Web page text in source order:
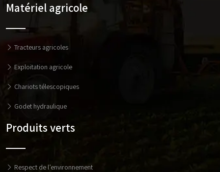
Matériel agricole
Tracteurs agricoles
Exploitation agricole
Chariots télescopiques
Godet hydraulique
Produits verts
Respect de l’environnement